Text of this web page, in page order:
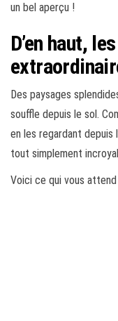
un bel aperçu !
D’en haut,
Des paysages
souffle depuis le sol.
en les regardant depuis
tout simplement
Voici ce qui vous attend